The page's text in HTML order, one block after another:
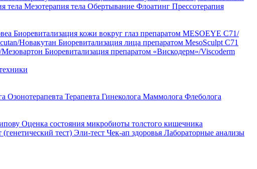
тела Мезотерапия тела Обертывание Флоатинг Прессотерапия
Биоревитализация кожи вокруг глаз препаратом MESOEYE C71/
Новакутан Биоревитализация лица препаратом MesoSculpt C71
Биоревитализация препаратом «Вискодерм»/Viscoderm
Озонотерапевта Терапевта Гинеколога Маммолога Флеболога
Оценка состояния микробиоты толстого кишечника
тест) Эли-тест Чек-ап здоровья Лабораторные анализы